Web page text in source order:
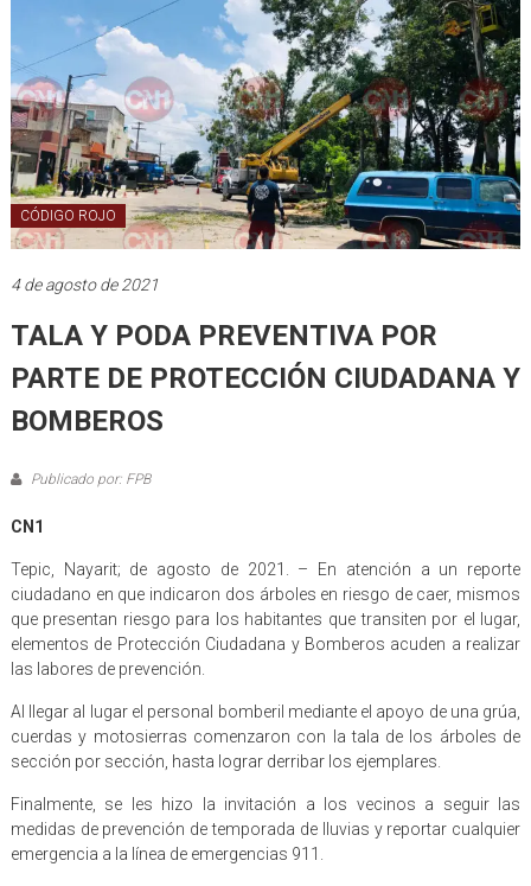
CÓDIGO ROJO
4 de agosto de 2021
TALA Y PODA PREVENTIVA POR
PARTE DE PROTECCIÓN CIUDADANA Y
BOMBEROS
Publicado por: FPB
CN1
Tepic, Nayarit; de agosto de 2021. – En atención a un reporte
ciudadano en que indicaron dos árboles en riesgo de caer, mismos
que presentan riesgo para los habitantes que transiten por el lugar,
elementos de Protección Ciudadana y Bomberos acuden a realizar
las labores de prevención.
Al llegar al lugar el personal bomberil mediante el apoyo de una grúa,
cuerdas y motosierras comenzaron con la tala de los árboles de
sección por sección, hasta lograr derribar los ejemplares.
Finalmente, se les hizo la invitación a los vecinos a seguir las
medidas de prevención de temporada de lluvias y reportar cualquier
emergencia a la línea de emergencias 911.